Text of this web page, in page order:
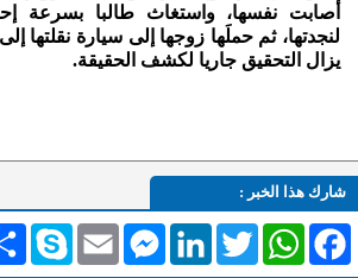
أصابت نفسها، واستغاث طالبا بسرعة
لنجدتها، ثم حملَها زوجها إلى سيارة نقلتها
يزال التحقيق جاريا لكشف الحقيقة.
شارك هذا الخبر :
انشر Skype Email
MessengerLinkedInTwitterWhatsAppFacebook